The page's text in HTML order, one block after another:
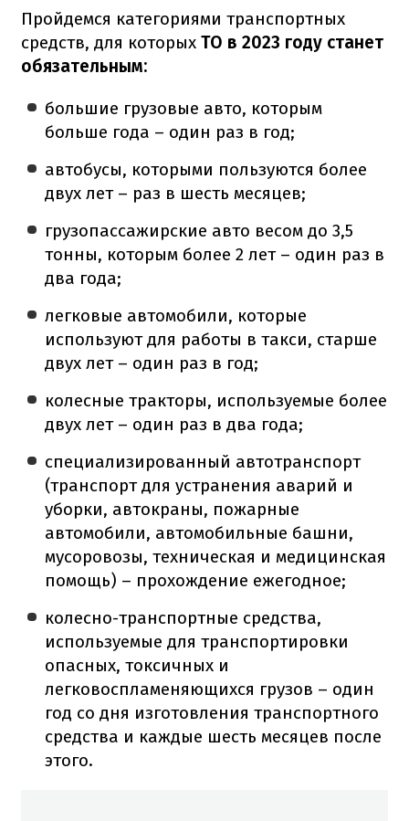
Пройдемся категориями транспортных
средств, для которых ТО в 2023 году станет
обязательным:
большие грузовые авто, которым
больше года – один раз в год;
автобусы, которыми пользуются более
двух лет – раз в шесть месяцев;
грузопассажирские авто весом до 3,5
тонны, которым более 2 лет – один раз в
два года;
легковые автомобили, которые
используют для работы в такси, старше
двух лет – один раз в год;
колесные тракторы, используемые более
двух лет – один раз в два года;
специализированный автотранспорт
(транспорт для устранения аварий и
уборки, автокраны, пожарные
автомобили, автомобильные башни,
мусоровозы, техническая и медицинская
помощь) – прохождение ежегодное;
колесно-транспортные средства,
используемые для транспортировки
опасных, токсичных и
легковоспламеняющихся грузов – один
год со дня изготовления транспортного
средства и каждые шесть месяцев после
этого.